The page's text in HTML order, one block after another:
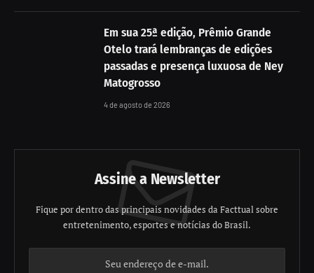
Em sua 25ª edição, Prêmio Grande
Otelo trará lembranças de edições
passadas e presença luxuosa de Ney
Matogrosso
4 de agosto de 2026
Assine a Newsletter
Fique por dentro das principais novidades da Facttual sobre
entretenimento, esportes e notícias do Brasil.